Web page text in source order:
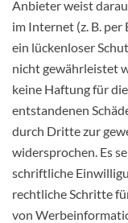
Anbieter weist
im Internet (z. B.
ein lückenloser
nicht gewährleistet
keine Haftung für
entstandenen
durch Dritte zur
widersprochen. Es
schriftliche
rechtliche Schritte
von